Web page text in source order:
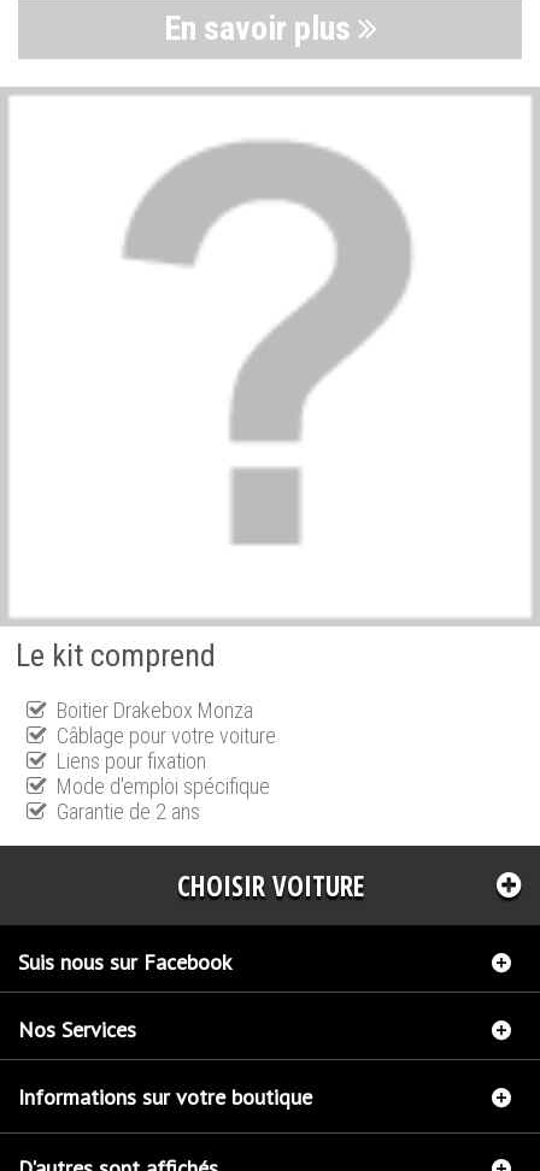
En savoir plus
Le kit comprend
Boitier Drakebox Monza
Câblage pour votre voiture
Liens pour fixation
Mode d'emploi spécifique
Garantie de 2 ans
CHOISIR VOITURE
Suis nous sur Facebook
Nos Services
Informations sur votre boutique